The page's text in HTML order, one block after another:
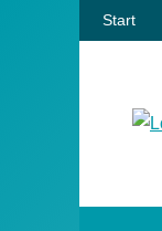
Zum
Inhalt
Start